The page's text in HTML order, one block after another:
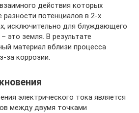
действия которых
разности потенциалов в 2-х
исключительно для блуждающего
это земля. В результате
материал вблизи процесса
за коррозии.
электрического тока является
между двумя точками